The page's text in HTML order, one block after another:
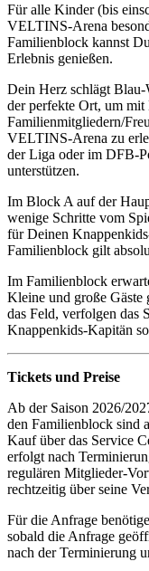
Für alle Kinder (bis
VELTINS-Arena
Familienblock kannst
Erlebnis genießen.
Dein Herz schlägt
der perfekte Ort, um mit
Familienmitgliedern/
VELTINS-Arena zu
der Liga oder im DFB-
unterstützen.
Im Block A auf der
wenige Schritte vom
für Deinen
Familienblock gilt
Im Familienblock
Kleine und große Gäste
das Feld, verfolgen das
Knappenkids‑Kapitän
Tickets und Preise
Ab der Saison 2026/
den Familienblock sind
Kauf über das Service
erfolgt nach
regulären Mitglieder-
rechtzeitig über seine
Für die Anfrage
sobald die Anfrage
nach der Terminierung